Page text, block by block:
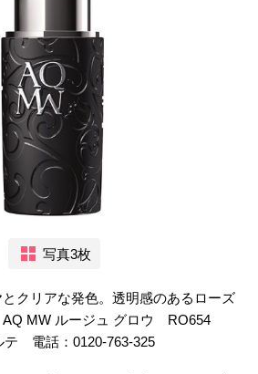
写真3枚
クリアな発色。透明感のあるローズ
MW ルージュ グロウ RO654
テ 電話：0120-763-325